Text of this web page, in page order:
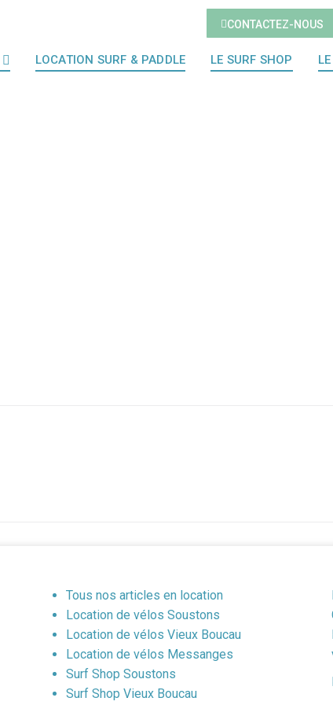
CONTACTEZ-NOUS
LOCATION SURF & PADDLE LE SURF SHOP
Tous nos articles en location
Location de vélos Soustons
Location de vélos Vieux Boucau
Location de vélos Messanges
Surf Shop Soustons
Surf Shop Vieux Boucau